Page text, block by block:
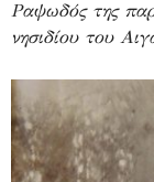
Ραψωδός της
νησιδίου του